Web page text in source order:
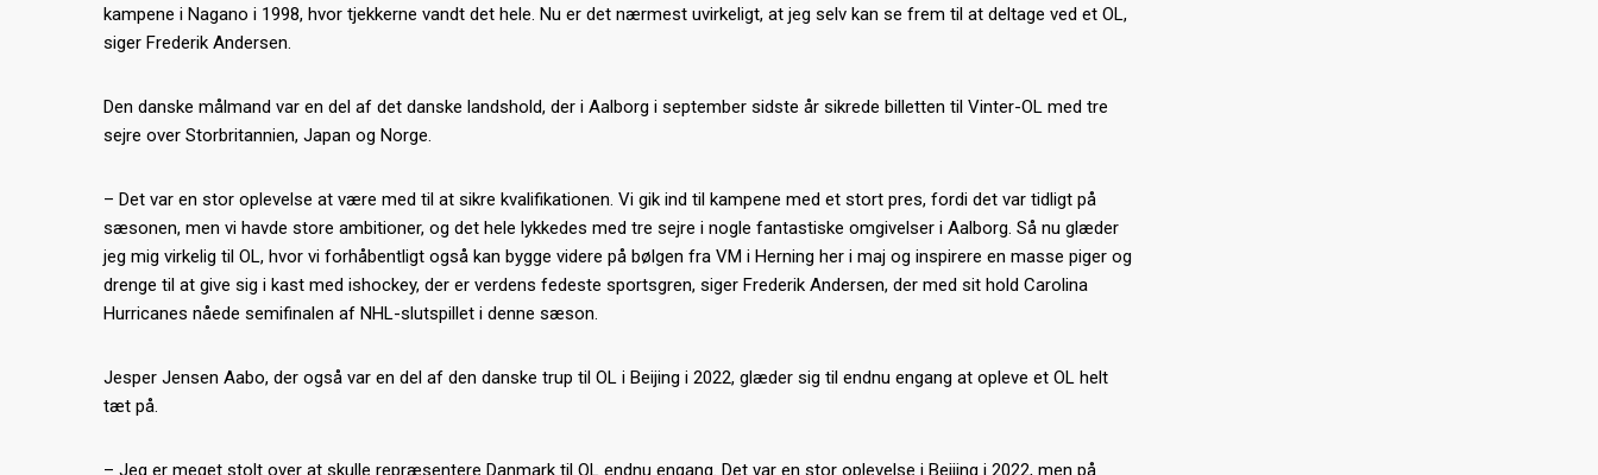
kampene i Nagano i 1998, hvor tjekkerne vandt det hele. Nu er det nærmest uvirkeligt, at jeg selv kan se frem til at deltage ved et OL,
siger Frederik Andersen.
Den danske målmand var en del af det danske landshold, der i Aalborg i september sidste år sikrede billetten til Vinter-OL med tre
sejre over Storbritannien, Japan og Norge.
– Det var en stor oplevelse at være med til at sikre kvalifikationen. Vi gik ind til kampene med et stort pres, fordi det var tidligt på
sæsonen, men vi havde store ambitioner, og det hele lykkedes med tre sejre i nogle fantastiske omgivelser i Aalborg. Så nu glæder
jeg mig virkelig til OL, hvor vi forhåbentligt også kan bygge videre på bølgen fra VM i Herning her i maj og inspirere en masse piger og
drenge til at give sig i kast med ishockey, der er verdens fedeste sportsgren, siger Frederik Andersen, der med sit hold Carolina
Hurricanes nåede semifinalen af NHL-slutspillet i denne sæson.
Jesper Jensen Aabo, der også var en del af den danske trup til OL i Beijing i 2022, glæder sig til endnu engang at opleve et OL helt
tæt på.
– Jeg er meget stolt over at skulle repræsentere Danmark til OL endnu engang. Det var en stor oplevelse i Beijing i 2022, men på